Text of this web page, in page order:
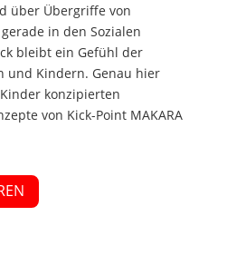
über Übergriffe von
in den Sozialen
bleibt ein Gefühl der
und Kindern. Genau hier
konzipierten
von Kick-Point MAKARA